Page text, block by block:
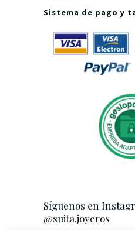
Sistema de pago y
Síguenos en
@suita.joyeros